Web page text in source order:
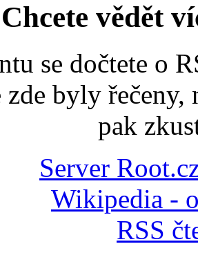
Chcete vědět
se dočtete o
zde byly
pak
Server
Wikipedia -
RSS